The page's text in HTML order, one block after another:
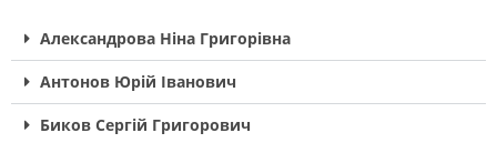
Александрова Ніна Григорівна
Антонов Юрій Іванович
Биков Сергій Григорович